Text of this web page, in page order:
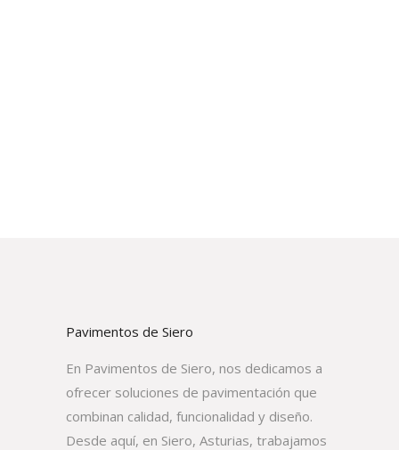
Pavimentos de Siero
En Pavimentos de Siero, nos dedicamos a
ofrecer soluciones de pavimentación que
combinan calidad, funcionalidad y diseño.
Desde aquí, en Siero, Asturias, trabajamos